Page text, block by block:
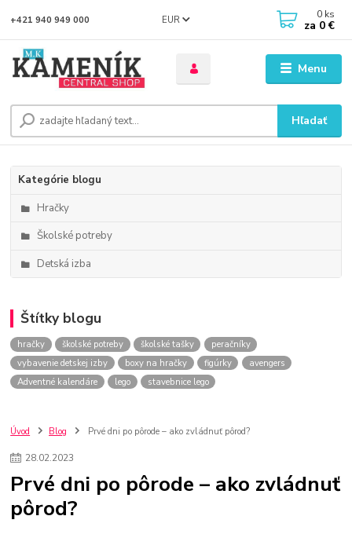
Menu
EUR
Hľadať
+421 940 949 000 0 ks
za 0 €
Kategórie blogu
Hračky
Školské potreby
Detská izba
Štítky blogu
hračky školské potreby školské tašky
peračníky
vybavenie detskej izby
boxy na hračky figúrky
avengers
Adventné kalendáre
lego stavebnice lego
Úvod Blog Prvé dni po pôrode – ako zvládnuť pôrod?
28.02.2023
Prvé dni po pôrode – ako zvládnuť
pôrod?